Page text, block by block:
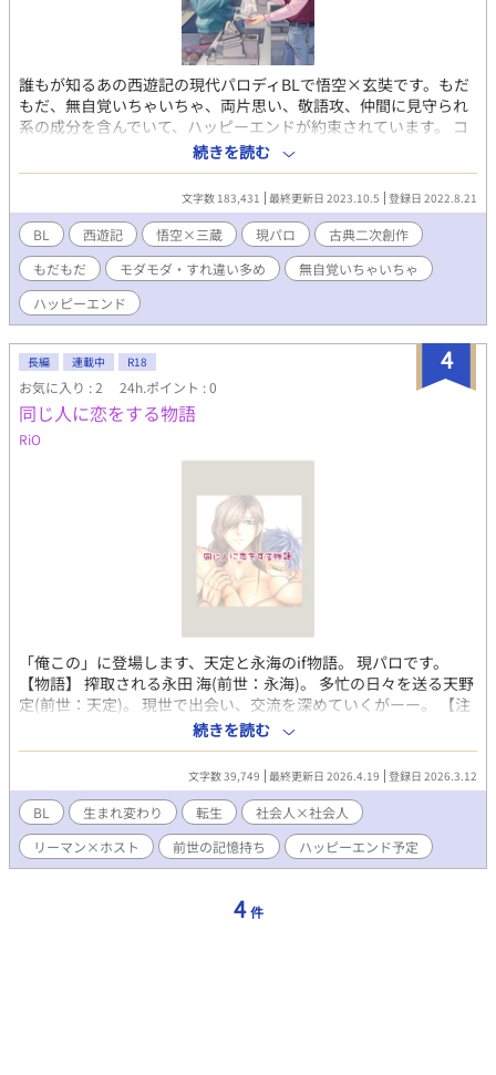
誰もが知るあの西遊記の現代パロディBLで悟空×玄奘です。もだ
もだ、無自覚いちゃいちゃ、両片思い、敬語攻、仲間に見守られ
系の成分を含んでいて、ハッピーエンドが約束されています。 コ
ンビニ店員悟空の前に現れたのは、推しである読経系Vtuberの玄
奘だった。前世の師は今世の推し。一生ついていきますと玄奘に
誓った悟空は、仲間の八戒、悟浄も巻き込んで、四人でアカペラ
ボーカルグループJourney to the Westとしてデビューすること
に。 しかし、玄奘に横恋慕したヤクザから逃れるために、まず
は悟空に求められたのは恋人のふりをしてキスを見せつけるこ
と…⁉︎ オタクは推しとつきあってはならないと動揺しながら
も、毎日推しの笑顔を至近距離で見せられればドキドキしないは
ずがなく、もだもだ無自覚いちゃいちゃ同棲生活が今、始まる。
大鷲さんhttps://twitter.com/owsup1 に描いていただきました。
こちらでも公開始めました。
https://kakuyomu.jp/works/16817330667285886701
https://story.nola-novel.com/novel/N-74ae54ad-34d6-4e7c-
873c-db2e91ce40f0
続きを読む
文字数 183,431 最終更新日 2023.10.5 登録日 2022.8.21
BL 西遊記 悟空×三蔵 現パロ
古典二次創作
もだもだ
モダモダ・すれ違い多め
無自覚いちゃいちゃ
ハッピーエンド
4
長編 連載中 R18
お気に入り : 2 24h.ポイント : 0
同じ人に恋をする物語
RiO
「俺この」に登場します、天定と永海のif物語。 現パロです。
【物語】 搾取される永田 海(前世：永海)。 多忙の日々を送る天野
定(前世：天定)。 現世で出会い、交流を深めていくがーー。 【注
意事項】 ・永田 海とモブの性交の場面があります。 ・露骨な描写
をなるべく避けるようにはしていますが、苦手な方は閲覧をご遠
慮願います。(迷いに迷ってR18にしています。) ・性的描写が含ま
れる話は、タイトル横の「*」を目印にしています。 ・血液描写
含予定
続きを読む
文字数 39,749 最終更新日 2026.4.19 登録日 2026.3.12
BL 生まれ変わり 転生
社会人×社会人
リーマン×ホスト
前世の記憶持ち ハッピーエンド予定
4 件